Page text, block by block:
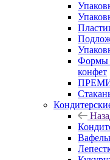
Формы
конфет